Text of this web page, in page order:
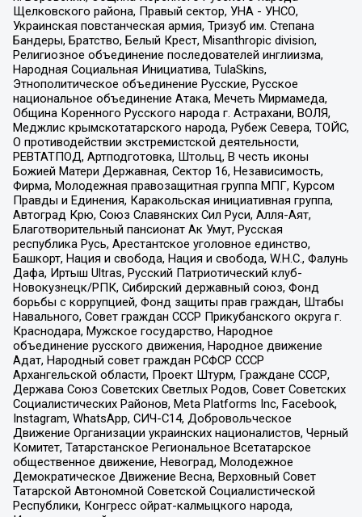
Щелковского района, Правый сектор, УНА - УНСО,
Украинская повстанческая армия, Тризуб им. Степана
Бандеры, Братство, Белый Крест, Misanthropic division,
Религиозное объединение последователей инглиизма,
Народная Социальная Инициатива, TulaSkins,
Этнополитическое объединение Русские, Русское
национальное объединение Атака, Мечеть Мирмамеда,
Община Коренного Русского народа г. Астрахани, ВОЛЯ,
Меджлис крымскотатарского народа, Рубеж Севера, ТОЙС,
О противодействии экстремистской деятельности,
РЕВТАТПОД, Артподготовка, Штольц, В честь иконы
Божией Матери Державная, Сектор 16, Независимость,
Фирма, Молодежная правозащитная группа МПГ, Курсом
Правды и Единения, Каракольская инициативная группа,
Автоград Крю, Союз Славянских Сил Руси, Алля-Аят,
Благотворительный пансионат Ак Умут, Русская
республика Русь, Арестантское уголовное единство,
Башкорт, Нация и свобода, Нация и свобода, W.H.С., Фалунь
Дафа, Иртыш Ultras, Русский Патриотический клуб-
Новокузнецк/РПК, Сибирский державный союз, Фонд
борьбы с коррупцией, Фонд защиты прав граждан, Штабы
Навального, Совет граждан СССР Прикубанского округа г.
Краснодара, Мужское государство, Народное
объединение русского движения, Народное движение
Адат, Народный совет граждан РСФСР СССР
Архангельской области, Проект Штурм, Граждане СССР,
Держава Союз Советских Светлых Родов, Совет Советских
Социалистических Районов, Meta Platforms Inc, Facebook,
Instagram, WhatsApp, СИЧ-С14, Добровольческое
Движение Организации украинских националистов, Черный
Комитет, Татарстанское Региональное Всетатарское
общественное движение, Невоград, Молодежное
Демократическое Движение Весна, Верховный Совет
Татарской Автономной Советской Социалистической
Республики, Конгресс ойрат-калмыцкого народа,